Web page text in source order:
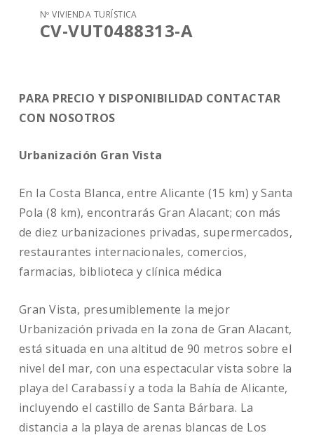
Nº VIVIENDA TURÍSTICA
CV-VUT0488313-A
PARA PRECIO Y DISPONIBILIDAD CONTACTAR
CON NOSOTROS
Urbanización Gran Vista
En la Costa Blanca, entre Alicante (15 km) y Santa
Pola (8 km), encontrarás Gran Alacant; con más
de diez urbanizaciones privadas, supermercados,
restaurantes internacionales, comercios,
farmacias, biblioteca y clínica médica
Gran Vista, presumiblemente la mejor
Urbanización privada en la zona de Gran Alacant,
está situada en una altitud de 90 metros sobre el
nivel del mar, con una espectacular vista sobre la
playa del Carabassí y a toda la Bahía de Alicante,
incluyendo el castillo de Santa Bárbara. La
distancia a la playa de arenas blancas de Los